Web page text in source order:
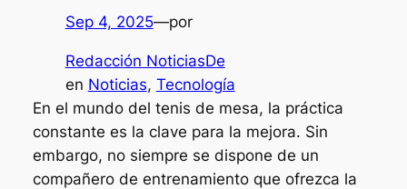
Sep 4, 2025—por
Redacción NoticiasDe
en Noticias, Tecnología
En el mundo del tenis de mesa, la práctica
constante es la clave para la mejora. Sin
embargo, no siempre se dispone de un
compañero de entrenamiento que ofrezca la